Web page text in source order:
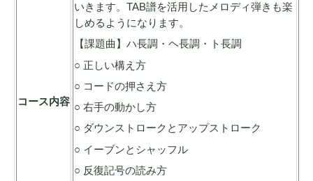
コース内容
いきます。TAB譜を活用したメロディ弾きも楽
しめるようになります。
【課題曲】ハ長調・ヘ長調・ト長調
○ 正しい構え方
○ コードの押さえ方
○ 右手の動かし方
○ ダウンストロークとアップストローク
○ イーブンとシャッフル
○ 反復記号の読み方